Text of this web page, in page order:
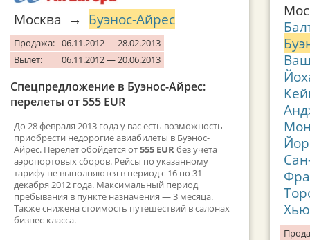
Москва → Буэнос-Айрес
Продажа: 06.11.2012 — 28.02.2013
Вылет:
06.11.2012 — 20.06.2013
Спецпредложение в Буэнос-Айрес:
перелеты от 555 EUR
До 28 февраля 2013 года у вас есть возможность
приобрести недорогие авиабилеты в Буэнос-
Айрес. Перелет обойдется от555 EURбез учета
аэропортовых сборов. Рейсы по указанному
тарифу не выполняются в период с 16 по 31
декабря 2012 года. Максимальный период
пребывания в пункте назначения — 3 месяца.
Также снижена стоимость путешествий в салонах
бизнес-класса.